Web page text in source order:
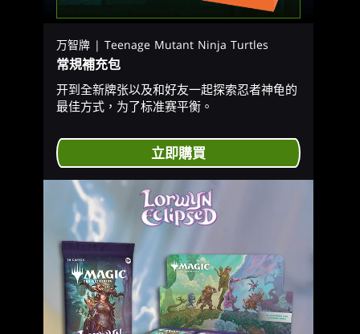
万智牌 | Teenage Mutant Ninja Turtles
常規補充包
开到全新牌张以及和好友一起探索忍者神龟的
最佳方式，为了标准赛平衡。
立即購買